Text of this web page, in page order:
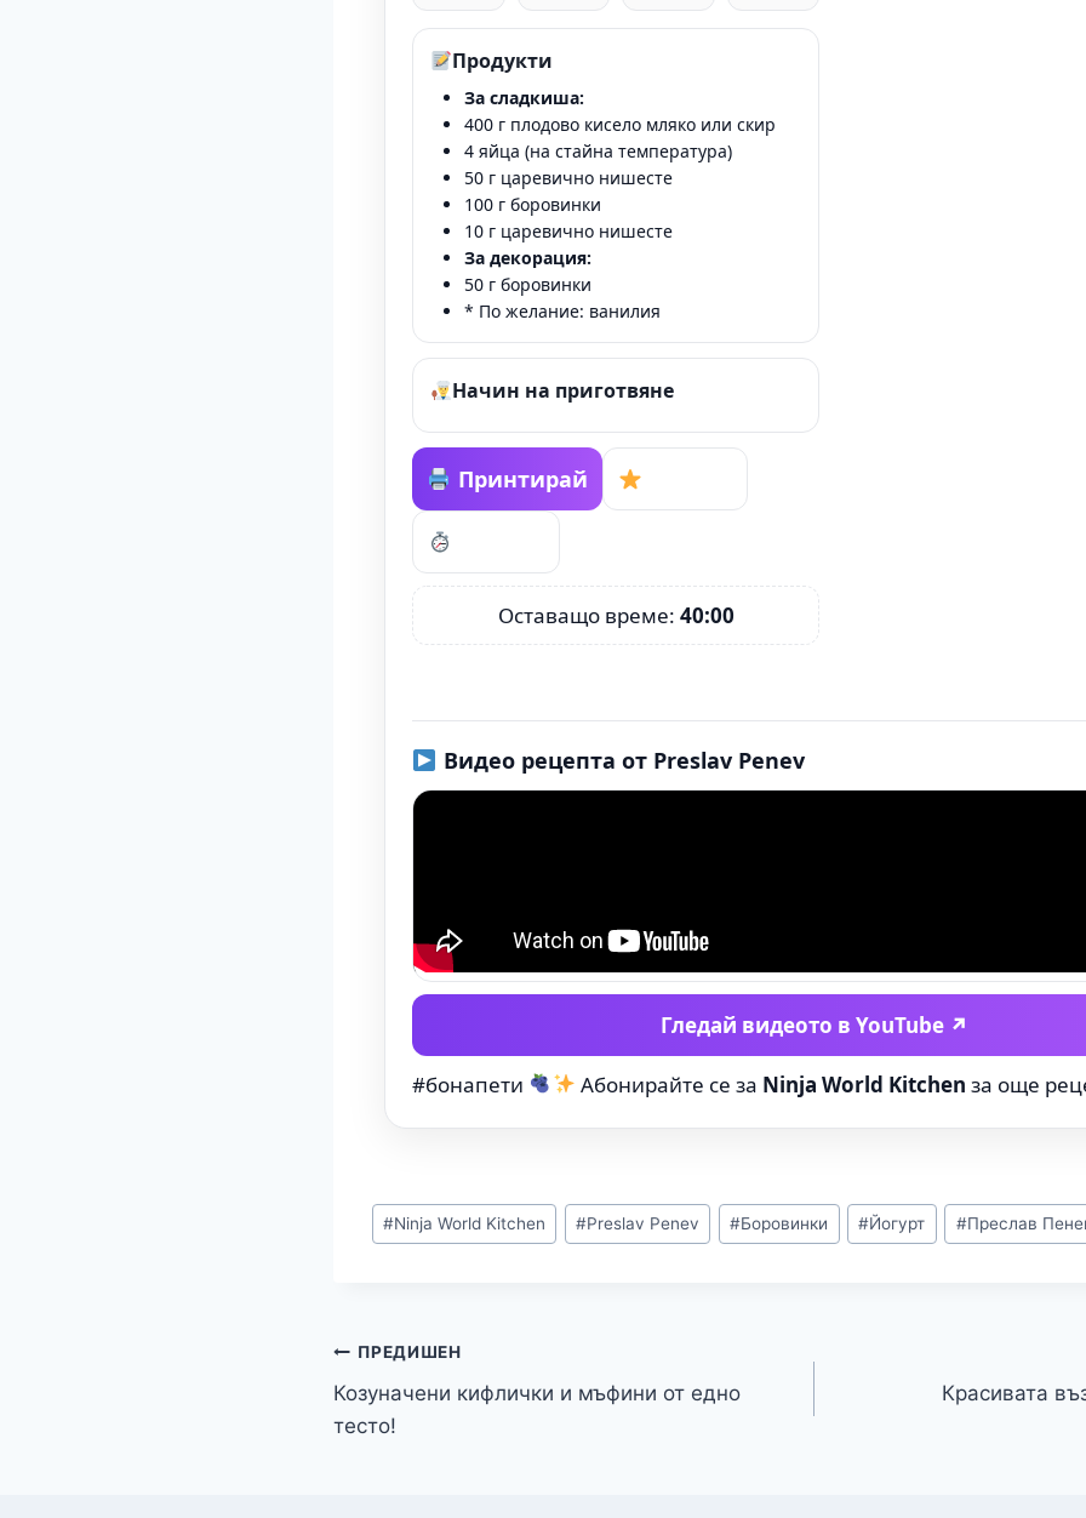
Продукти
За сладкиша:
400 г плодово кисело мляко или скир
4 яйца (на стайна температура)
50 г царевично нишесте
100 г боровинки
10 г царевично нишесте
За декорация:
50 г боровинки
* По желание: ванилия
Начин на приготвяне
Принтирай
Оставащо време: 40:00
Видео рецепта от Preslav Penev
Гледай видеото в YouTube ↗
#бонапети Абонирайте се за Ninja World Kitchen за още
#Ninja World Kitchen #Preslav Penev #Боровинки #Йогурт #Преслав
ПРЕДИШЕН
Козуначени кифлички и мъфини от едно
тесто!
Красиватa